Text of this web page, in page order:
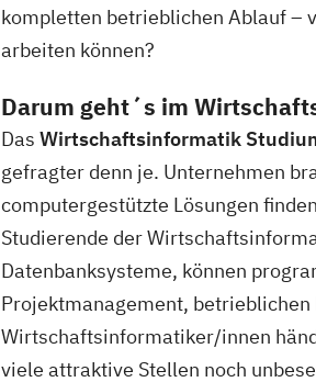
kompletten betrieblichen Ablauf –
arbeiten können?
Darum geht´s im
Das Wirtschaftsinformatik
gefragter denn je. Unternehmen
computergestützte Lösungen
Studierende der
Datenbanksysteme, können
Projektmanagement, betrieblichen
Wirtschaftsinformatiker/innen
viele attraktive Stellen noch